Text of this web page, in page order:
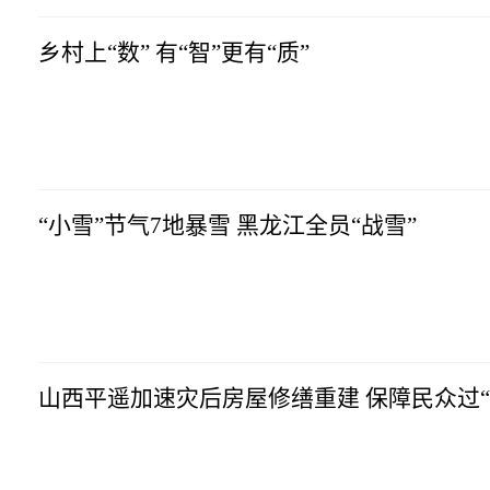
乡村上“数” 有“智”更有“质”
“小雪”节气7地暴雪 黑龙江全员“战雪”
山西平遥加速灾后房屋修缮重建 保障民众过